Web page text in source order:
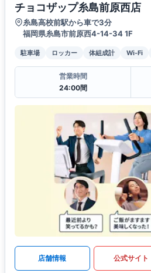
チョコザップ糸島前原西店
糸島高校前駅から車で3分
福岡県糸島市前原西4-14-34 1F
駐車場 ロッカー 体組成計 Wi-Fi
営業時間
24:00間
店舗情報 公式サイト